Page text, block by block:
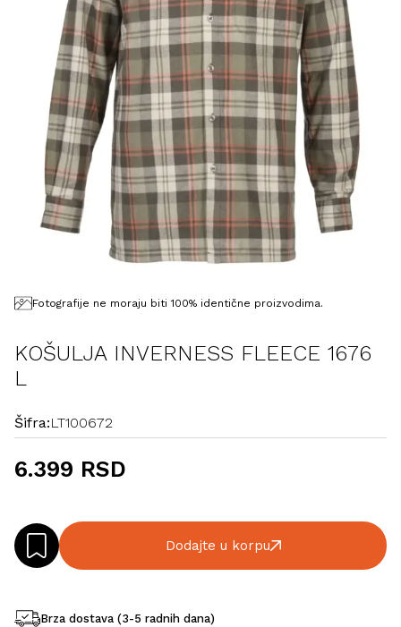
Fotografije ne moraju biti 100% identične proizvodima.
KOŠULJA INVERNESS FLEECE 1676
L
Šifra:LT100672
6.399 RSD
Dodajte u korpu
Brza dostava (3-5 radnih dana)